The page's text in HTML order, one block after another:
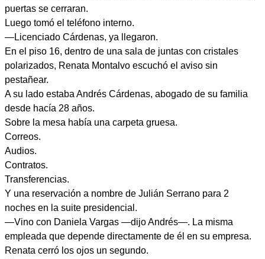
puertas se cerraran.
Luego tomó el teléfono interno.
—Licenciado Cárdenas, ya llegaron.
En el piso 16, dentro de una sala de juntas con cristales
polarizados, Renata Montalvo escuchó el aviso sin
pestañear.
A su lado estaba Andrés Cárdenas, abogado de su familia
desde hacía 28 años.
Sobre la mesa había una carpeta gruesa.
Correos.
Audios.
Contratos.
Transferencias.
Y una reservación a nombre de Julián Serrano para 2
noches en la suite presidencial.
—Vino con Daniela Vargas —dijo Andrés—. La misma
empleada que depende directamente de él en su empresa.
Renata cerró los ojos un segundo.